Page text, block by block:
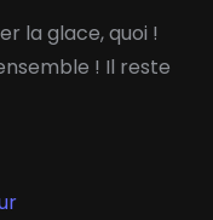
la glace, quoi !
! Il reste